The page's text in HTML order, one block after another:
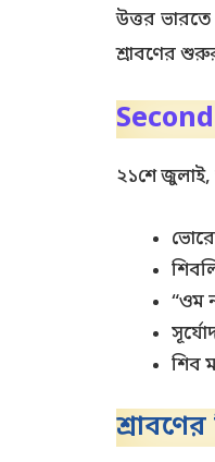
উত্তর ভারতে
শ্রাবণের
২১শে জুলাই,
“ওম
শিব